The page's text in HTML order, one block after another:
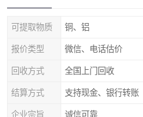
可提取物质 铜、铝
报价类型 微信、电话估价
回收方式 全国上门回收
结算方式 支持现金、银行转账
企业宗旨 诚信可靠